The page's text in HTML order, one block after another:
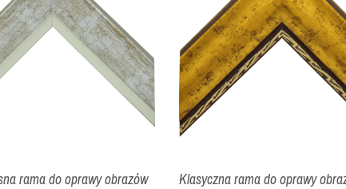
rama do oprawy obrazów
Klasyczna rama do oprawy